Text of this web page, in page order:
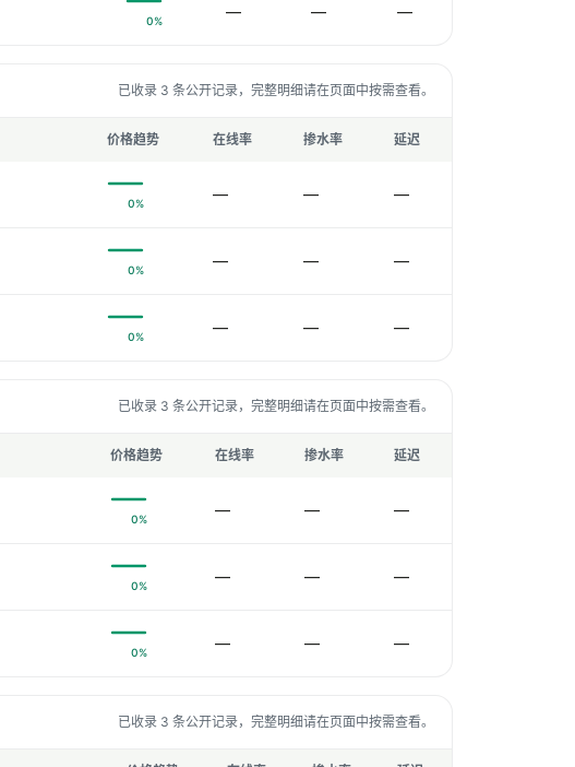
0% — — —
已收录 3 条公开记录，完整明细请在页面中按需查看。
价格趋势 在线率 掺水率 延迟
0% — — —
0% — — —
0% — — —
已收录 3 条公开记录，完整明细请在页面中按需查看。
价格趋势 在线率 掺水率 延迟
0% — — —
0% — — —
0% — — —
已收录 3 条公开记录，完整明细请在页面中按需查看。